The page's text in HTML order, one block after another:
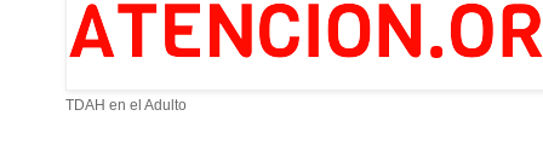
TDAH en el Adulto